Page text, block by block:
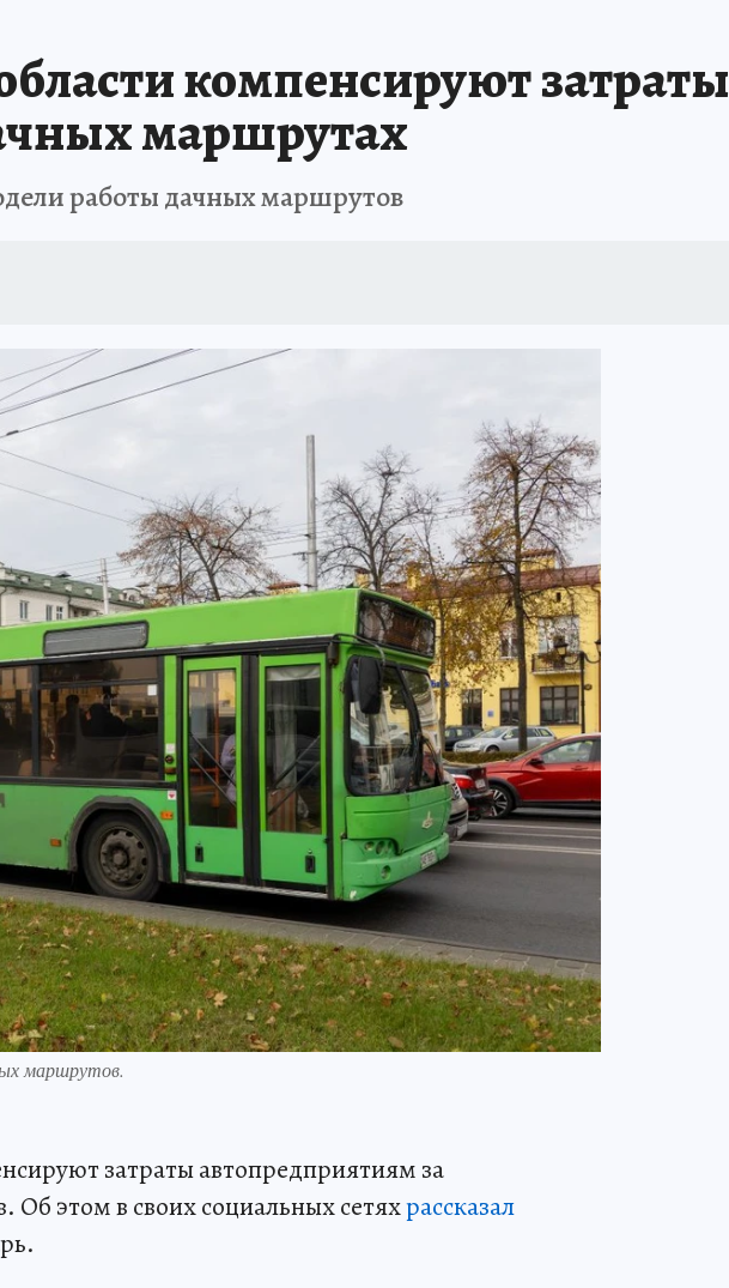
компенсируют затраты
маршрутах
работы дачных маршрутов
маршрутов.
затраты автопредприятиям за
этом в своих социальных сетяхрассказал